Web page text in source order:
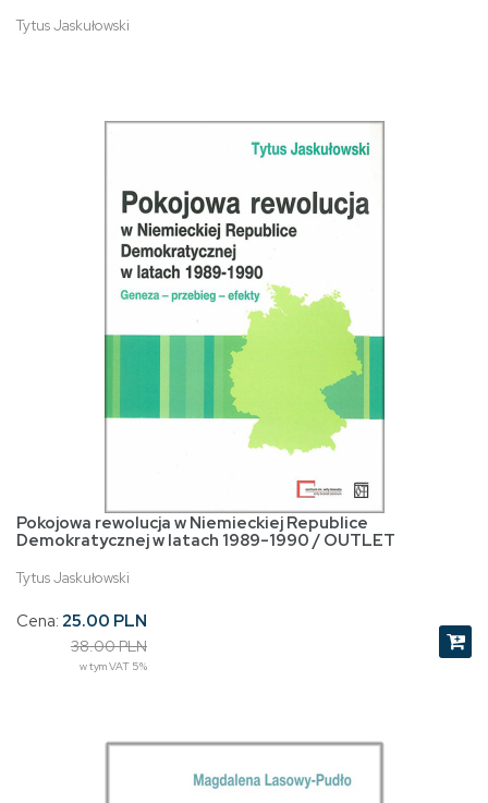
Tytus Jaskułowski
Pokojowa rewolucja w Niemieckiej Republice
Demokratycznej w latach 1989-1990 / OUTLET
Tytus Jaskułowski
Cena: 25.00 PLN
38.00 PLN
w tym VAT 5%